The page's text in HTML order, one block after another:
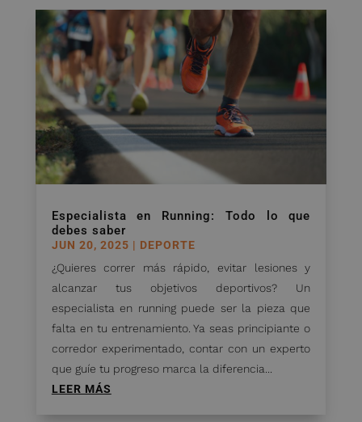
Especialista en Running: Todo lo que
debes saber
JUN 20, 2025 | DEPORTE
¿Quieres correr más rápido, evitar lesiones y
alcanzar tus objetivos deportivos? Un
especialista en running puede ser la pieza que
falta en tu entrenamiento. Ya seas principiante o
corredor experimentado, contar con un experto
que guíe tu progreso marca la diferencia...
LEER MÁS